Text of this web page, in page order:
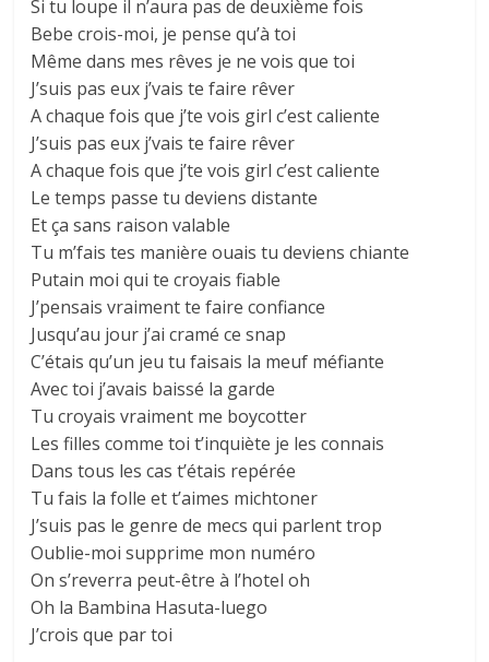
Si tu loupe il n’aura pas de deuxième fois
Bebe crois-moi, je pense qu’à toi
Même dans mes rêves je ne vois que toi
J’suis pas eux j’vais te faire rêver
A chaque fois que j’te vois girl c’est caliente
J’suis pas eux j’vais te faire rêver
A chaque fois que j’te vois girl c’est caliente
Le temps passe tu deviens distante
Et ça sans raison valable
Tu m’fais tes manière ouais tu deviens chiante
Putain moi qui te croyais fiable
J’pensais vraiment te faire confiance
Jusqu’au jour j’ai cramé ce snap
C’étais qu’un jeu tu faisais la meuf méfiante
Avec toi j’avais baissé la garde
Tu croyais vraiment me boycotter
Les filles comme toi t’inquiète je les connais
Dans tous les cas t’étais repérée
Tu fais la folle et t’aimes michtoner
J’suis pas le genre de mecs qui parlent trop
Oublie-moi supprime mon numéro
On s’reverra peut-être à l’hotel oh
Oh la Bambina Hasuta-luego
J’crois que par toi